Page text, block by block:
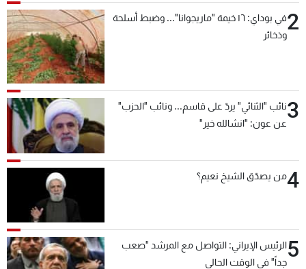
2
في بوداي: ١٦ خيمة "ماريجوانا"... وضبط أسلحة
وذخائر
3نائب "الثنائي" يردّ على قاسم... ونائب "الحزب"
عن عون: "انشالله خير"
4من يصدّق الشيخ نعيم؟
5الرئيس الإيراني: التواصل مع المرشد "صعب
جداً" في الوقت الحالي
عن MTV
الإنـتـاج
لاعلاناتكم
وظائف
تواصل معنا
شروط الإسـتخدام
سياسة الخصوصية